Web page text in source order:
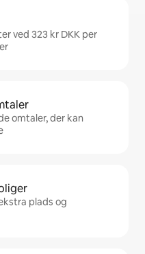
ved 323 kr DKK per
omtaler, der kan
plads og